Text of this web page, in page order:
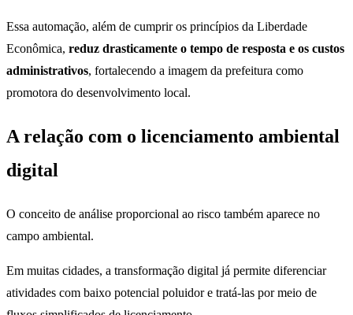
Essa automação, além de cumprir os princípios da Liberdade
Econômica, reduz drasticamente o tempo de resposta e os custos
administrativos, fortalecendo a imagem da prefeitura como
promotora do desenvolvimento local.
A relação com o licenciamento ambiental
digital
O conceito de análise proporcional ao risco também aparece no
campo ambiental.
Em muitas cidades, a transformação digital já permite diferenciar
atividades com baixo potencial poluidor e tratá-las por meio de